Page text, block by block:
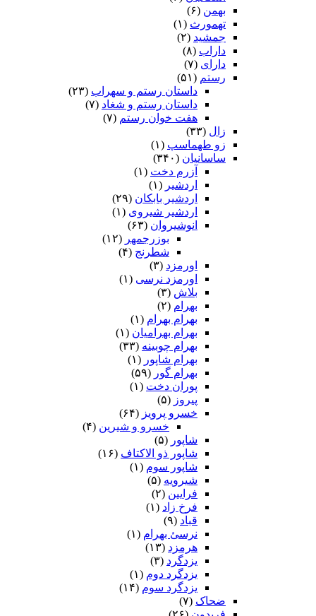
بهمن (۶)
تهمورث (۱)
جمشید (۲)
داراب (۸)
دارای (۷)
رستم (۵۱)
داستان رستم و سهراب (۲۳)
داستان رستم و شغاد (۷)
هفت خوان رستم‏ (۷)
زال (۳۳)
زو طهماسپ‏ (۱)
ساسانیان (۳۴۰)
آزرم دخت (۱)
اردشیر (۱)
اردشیر بابکان (۲۹)
اردشیر شیروی (۱)
انوشیروان (۶۳)
بوزرجمهر (۱۲)
شطرنج (۴)
اورمزد (۳)
اورمزد نرسى‏ (۱)
بلاش (۳)
بهرام (۲)
بهرام بهرام (۱)
بهرام بهرامیان‏ (۱)
بهرام چوبینه (۳۳)
بهرام شاپور (۱)
بهرام گور (۵۹)
پوران دخت (۱)
پیروز (۵)
خسرو پرویز (۶۴)
خسرو و شیرین (۴)
شاپور (۵)
شاپور ذو الاکتاف (۱۶)
شاپور سوم‏ (۱)
شیرویه (۵)
فرایین (۲)
فرخ زاد (۱)
قباد (۹)
نرسئ بهرام‏ (۱)
هرمزد (۱۳)
یزدگرد (۳)
یزدگرد دوم (۱)
یزدگرد سوم (۱۴)
ضحاک (۷)